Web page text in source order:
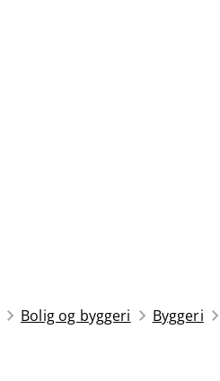
Bolig og byggeri Byggeri